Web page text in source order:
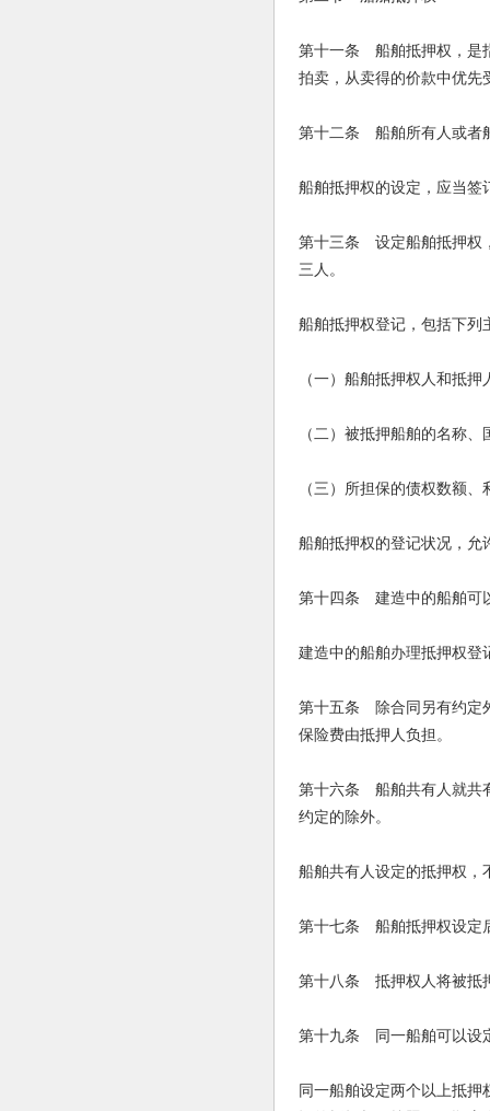
第十一条 船舶抵押权，是
拍卖，从卖得的价款中优先
第十二条 船舶所有人或者
船舶抵押权的设定，应当签
第十三条 设定船舶抵押权
三人。
船舶抵押权登记，包括下列
（一）船舶抵押权人和抵
（二）被抵押船舶的名称
（三）所担保的债权数额
船舶抵押权的登记状况，允
第十四条 建造中的船舶可
建造中的船舶办理抵押权登
第十五条 除合同另有约定
保险费由抵押人负担。
第十六条 船舶共有人就共
约定的除外。
船舶共有人设定的抵押权，
第十七条 船舶抵押权设定
第十八条 抵押权人将被抵
第十九条 同一船舶可以设
同一船舶设定两个以上抵